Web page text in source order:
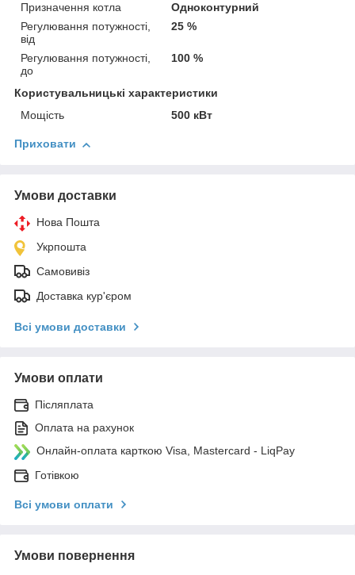
Призначення котла
Одноконтурний
Регулювання потужності,
від
25 %
Регулювання потужності,
до
100 %
Користувальницькі характеристики
Мощість
500 кВт
Приховати
Умови доставки
Нова Пошта
Укрпошта
Самовивіз
Доставка кур'єром
Всі умови доставки
Умови оплати
Післяплата
Оплата на рахунок
Онлайн-оплата карткою Visa, Mastercard - LiqPay
Готівкою
Всі умови оплати
Умови повернення